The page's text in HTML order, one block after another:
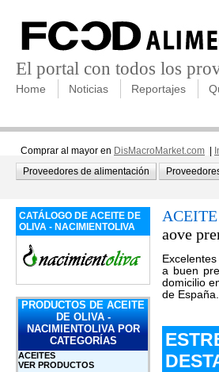
El portal con todos los
Home Noticias Reportajes
Comprar al mayor en DisMacroMarket.com
Proveedores de alimentación
CATÁLOGO DE ACEITE DE
OLIVA - NACIMIENTOLIVA
PRODUCTOS DE ACEITE
DE OLIVA -
NACIMIENTOLIVA POR
CATEGORÍAS
ACEITES
VER PRODUCTOS
aove
a buen
domicilio
de España.